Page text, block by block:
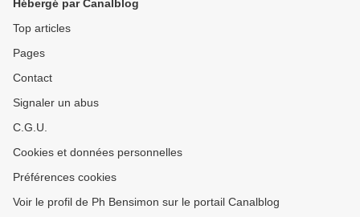
Hébergé par Canalblog
Top articles
Pages
Contact
Signaler un abus
C.G.U.
Cookies et données personnelles
Préférences cookies
Voir le profil de Ph Bensimon sur le portail Canalblog